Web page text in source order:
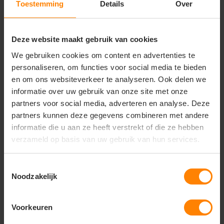
Toestemming Details Over
Deze website maakt gebruik van cookies
We gebruiken cookies om content en advertenties te
personaliseren, om functies voor social media te bieden
en om ons websiteverkeer te analyseren. Ook delen we
informatie over uw gebruik van onze site met onze
partners voor social media, adverteren en analyse. Deze
partners kunnen deze gegevens combineren met andere
informatie die u aan ze heeft verstrekt of die ze hebben
verzameld op basis van uw gebruik van hun services.
Noodzakelijk
Voorkeuren
Belangrijkste kenmerken:
Design:Eigentijds ontwerp met korte mouwen en
een mooi afgewerkte ronde hals
Pasvorm: Specifieke, licht getailleerde
damespasvorm (Ladies fit) voor een mooi silhouet
Comfort:Lichtgewicht, ademend en
kreukherstellend materiaal dat zacht aanvoelt
Afwerking:Duurzame zoom- en halsafwerking,
uitermate geschikt voor personalisatie
op met onze
call +31(0)418 511 972